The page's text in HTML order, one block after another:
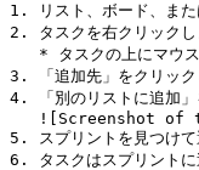
1. リスト、ボード、また
2. タスクを右クリックし
3. 「追加先」をクリック
4. 「別のリストに追加
5. スプリントを見つけて
6. タスクはスプリントに